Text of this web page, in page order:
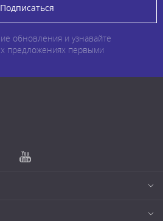
Подписаться
обновления и узнавайте
предложениях первыми